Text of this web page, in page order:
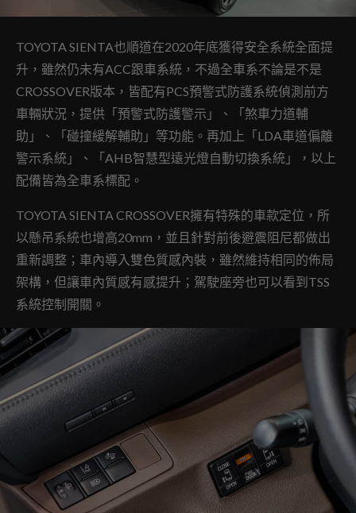
TOYOTA SIENTA也順道在2020年底獲得安全系統全面提
升，雖然仍未有ACC跟車系統，不過全車系不論是不是
CROSSOVER版本，皆配有PCS預警式防護系統偵測前方
車輛狀況，提供「預警式防護警示」、「煞車力道輔
助」、「碰撞緩解輔助」等功能。再加上「LDA車道偏離
警示系統」、「AHB智慧型遠光燈自動切換系統」，以上
配備皆為全車系標配。
TOYOTA SIENTA CROSSOVER擁有特殊的車款定位，所
以懸吊系統也增高20mm，並且針對前後避震阻尼都做出
重新調整；車內導入雙色質感內裝，雖然維持相同的佈局
架構，但讓車內質感有感提升；駕駛座旁也可以看到TSS
系統控制開關。